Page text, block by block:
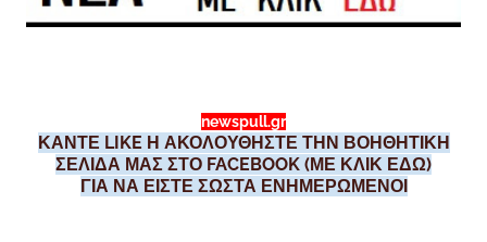
newspull.gr
ΚΑΝΤΕ LIKE Η ΑΚΟΛΟΥΘΗΣΤΕ ΤΗΝ ΒΟΗΘΗΤΙΚΗ
ΣΕΛΙΔΑ ΜΑΣ ΣΤΟ FACEBOOK (ΜΕ ΚΛΙΚ ΕΔΩ)
ΓΙΑ ΝΑ ΕΙΣΤΕ ΣΩΣΤΑ ΕΝΗΜΕΡΩΜΕΝΟΙ